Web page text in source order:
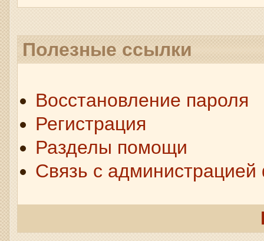
Полезные ссылки
Восстановление пароля
Регистрация
Разделы помощи
Связь с